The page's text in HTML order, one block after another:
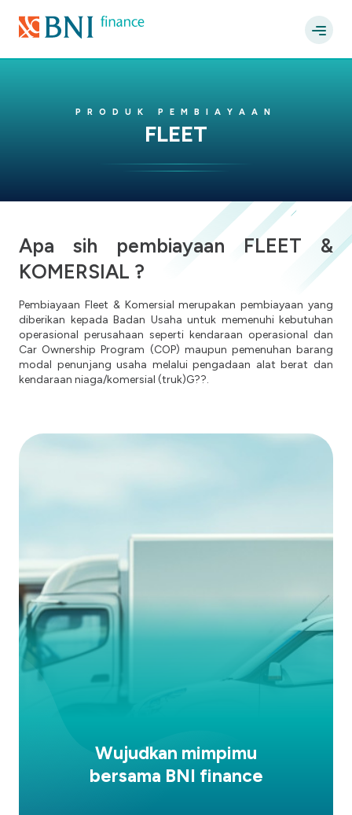
PRODUK PEMBIAYAAN
FLEET
Apa sih pembiayaan FLEET &
KOMERSIAL ?
Pembiayaan Fleet & Komersial merupakan pembiayaan yang
diberikan kepada Badan Usaha untuk memenuhi kebutuhan
operasional perusahaan seperti kendaraan operasional dan
Car Ownership Program (COP) maupun pemenuhan barang
modal penunjang usaha melalui pengadaan alat berat dan
kendaraan niaga/komersial (truk)G??.
Wujudkan mimpimu
bersama BNI finance